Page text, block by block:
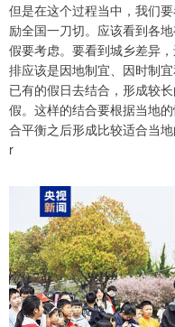
但是在这个过程当中，我们
励全国一刀切。应该看到各
假要考虑。要看到城乡差异
排应该是因地制宜、因时制
已有的假日去结合，形成较
假。这样的结合要根据当地
合平衡之后形成比较适合当地
r